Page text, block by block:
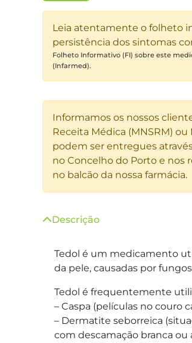
Leia atentamente o folheto
persistência dos sintomas
Folheto Informativo (FI) sobre este
(Infarmed).
Informamos os nossos
Receita Médica (MNSRM)
podem ser entregues
no Concelho do Porto e nos
no balcão da nossa farmácia.
Descrição
Tedol é um medicamento
da pele, causadas por
Tedol é frequentemente
– Caspa (películas no couro
– Dermatite seborreica
com descamação branca